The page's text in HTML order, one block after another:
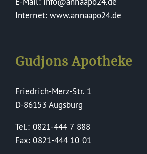
Internet: www.annaapo24.de
Gudjons Apotheke
Friedrich-Merz-Str. 1
D-86153 Augsburg
Tel.: 0821-444 7 888
Fax: 0821-444 10 01